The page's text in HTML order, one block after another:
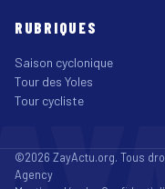
RUBRIQUES
Saison cyclonique
Tour des Yoles
Tour cycliste
©2026 ZayActu.org. Tous
Agency